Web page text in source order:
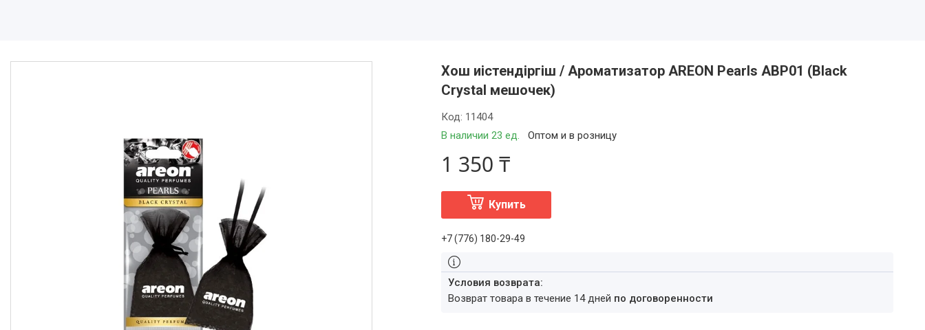
Хош иістендіргіш / Ароматизатор AREON Pearls ABP01 (Black
Crystal мешочек)
В наличии 23 ед. Оптом и в розницу
Код: 11404
1 350 ₸
Купить
+7 (776) 180-29-49
возврат товара в течение 14 дней по договоренности